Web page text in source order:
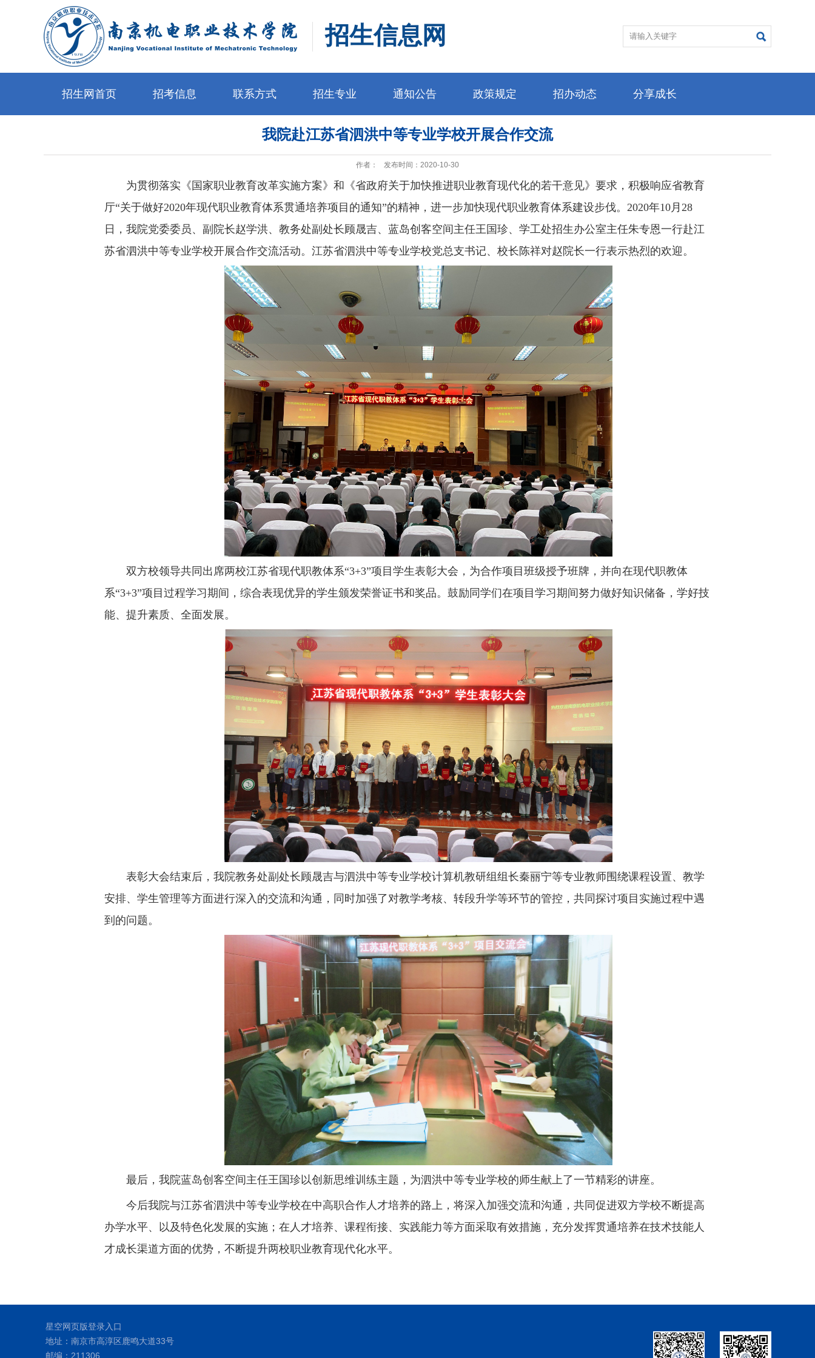
招生信息网
招生网首页 招考信息 联系方式 招生专业 通知公告 政策规定 招办动态 分享成长
我院赴江苏省泗洪中等专业学校开展合作交流
作者： 发布时间：2020-10-30
为贯彻落实《国家职业教育改革实施方案》和《省政府关于加快推进职业教育现代化的若干意见》要求，积极响应省教育
厅“关于做好2020年现代职业教育体系贯通培养项目的通知”的精神，进一步加快现代职业教育体系建设步伐。2020年10月28
日，我院党委委员、副院长赵学洪、教务处副处长顾晟吉、蓝岛创客空间主任王国珍、学工处招生办公室主任朱专恩一行赴江
苏省泗洪中等专业学校开展合作交流活动。江苏省泗洪中等专业学校党总支书记、校长陈祥对赵院长一行表示热烈的欢迎。
双方校领导共同出席两校江苏省现代职教体系“3+3”项目学生表彰大会，为合作项目班级授予班牌，并向在现代职教体
系“3+3”项目过程学习期间，综合表现优异的学生颁发荣誉证书和奖品。鼓励同学们在项目学习期间努力做好知识储备，学好技
能、提升素质、全面发展。
表彰大会结束后，我院教务处副处长顾晟吉与泗洪中等专业学校计算机教研组组长秦丽宁等专业教师围绕课程设置、教学
安排、学生管理等方面进行深入的交流和沟通，同时加强了对教学考核、转段升学等环节的管控，共同探讨项目实施过程中遇
到的问题。
最后，我院蓝岛创客空间主任王国珍以创新思维训练主题，为泗洪中等专业学校的师生献上了一节精彩的讲座。
今后我院与江苏省泗洪中等专业学校在中高职合作人才培养的路上，将深入加强交流和沟通，共同促进双方学校不断提高
办学水平、以及特色化发展的实施；在人才培养、课程衔接、实践能力等方面采取有效措施，充分发挥贯通培养在技术技能人
才成长渠道方面的优势，不断提升两校职业教育现代化水平。
星空网页版登录入口
地址：南京市高淳区鹿鸣大道33号
邮编：211306